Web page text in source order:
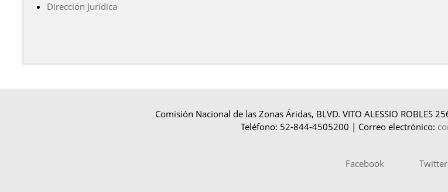
Dirección Jurídica
Comisión Nacional de las Zonas Áridas, BLVD. VITO ALESSIO ROBLES
Teléfono: 52-844-4505200 | Correo electrónico:
Facebook Twitter